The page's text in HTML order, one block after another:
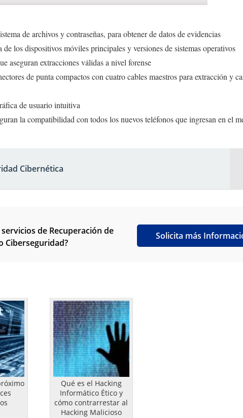
de archivos y contraseñas, para obtener de datos de evidencias
los dispositivos móviles principales y versiones de sistemas operativos
aseguran extracciones válidas a nivel forense
de punta compactos con cuatro cables maestros para extracción y
de usuario intuitiva
la compatibilidad con todos los nuevos teléfonos que ingresan en el
Cibernética
de Recuperación de
Ciberseguridad?
Solicita más
Qué es el Hacking
Informático Ético y
cómo contrarrestar al
Hacking Malicioso